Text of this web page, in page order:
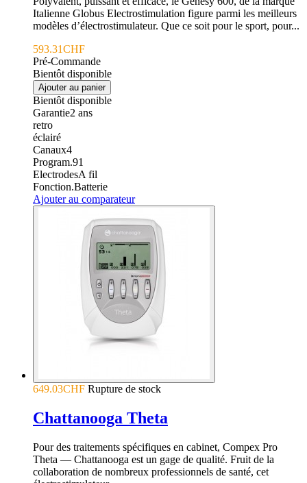
Italienne Globus Electrostimulation figure parmi les meilleurs
modèles d’électrostimulateur. Que ce soit pour le sport, pour...
593.31CHF
Pré-Commande
Bientôt disponible
Ajouter au panier
Bientôt disponible
Garantie2 ans
retro
éclairé
Canaux4
Program.91
ElectrodesA fil
Fonction.Batterie
Ajouter au comparateur
649.03CHF Rupture de stock
Chattanooga Theta
Pour des traitements spécifiques en cabinet, Compex Pro
Theta — Chattanooga est un gage de qualité. Fruit de la
collaboration de nombreux professionnels de santé, cet